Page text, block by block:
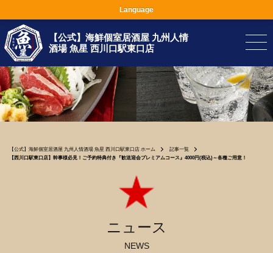
【公式】海鮮個室居酒屋 九州人情
酒場 魚星 西川口駅東口店
【公式】海鮮個室居酒屋 九州人情酒場 魚星 西川口駅東口店 ホーム
記事一覧
【西川口駅東口店】幹事様必見！ご予約特典付き『歓送迎会プレミアムコース』4000円(税込)～各種ご用意！
ニュース
NEWS
Language